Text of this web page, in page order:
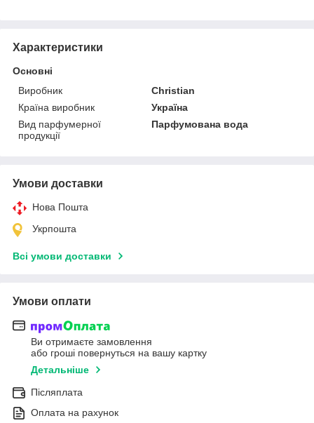
Характеристики
Основні
Виробник
Christian
Країна виробник
Україна
Вид парфумерної
продукції
Парфумована вода
Умови доставки
Нова Пошта
Укрпошта
Всі умови доставки
Умови оплати
Ви отримаєте замовлення
або гроші повернуться на вашу картку
Детальніше
Післяплата
Оплата на рахунок